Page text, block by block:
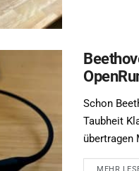
Schon
Taubheit
übertragen